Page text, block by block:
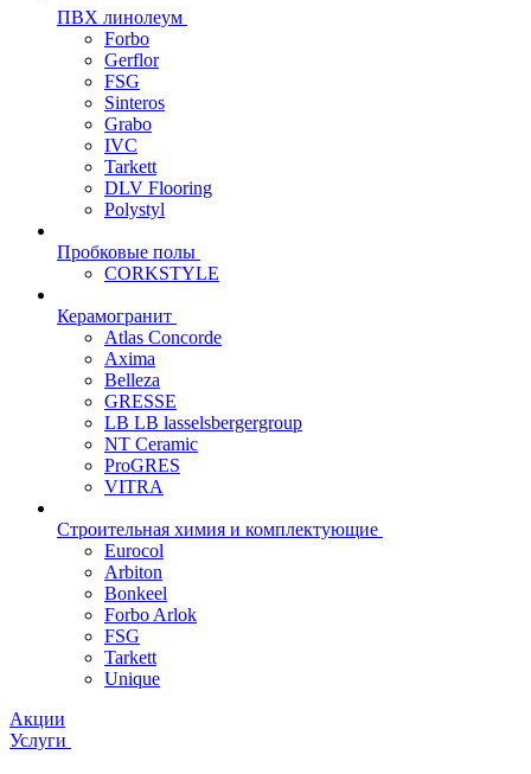
ПВХ линолеум
Forbo
Gerflor
FSG
Sinteros
Grabo
IVC
Tarkett
DLV Flooring
Polystyl
Пробковые полы
CORKSTYLE
Керамогранит
Atlas Concorde
Axima
Belleza
GRESSE
LB LB lasselsbergergroup
NT Ceramic
ProGRES
VITRA
Строительная химия и комплектующие
Eurocol
Arbiton
Bonkeel
Forbo Arlok
FSG
Tarkett
Unique
Акции
Услуги